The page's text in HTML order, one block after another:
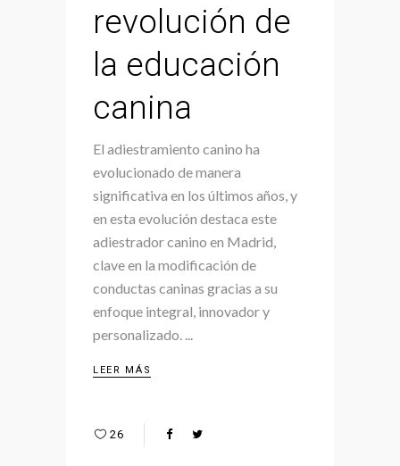
revolución de
la educación
canina
El adiestramiento canino ha
evolucionado de manera
significativa en los últimos años, y
en esta evolución destaca este
adiestrador canino en Madrid,
clave en la modificación de
conductas caninas gracias a su
enfoque integral, innovador y
personalizado.
LEER MÁS
26